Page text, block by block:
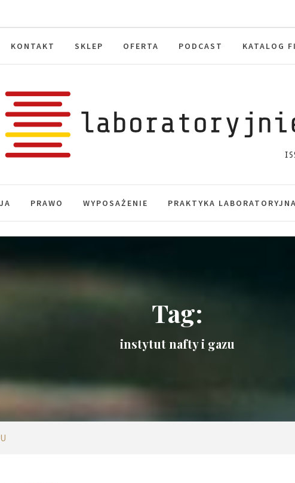
KONTAKT SKLEP OFERTA PODCAST KATALOG
PRAWO WYPOSAŻENIE PRAKTYKA LABORATORYJNA
Tag:
instytut nafty i gazu